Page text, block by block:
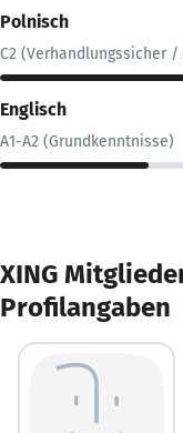
Polnisch
C2 (Verhandlungssicher
Englisch
A1-A2 (Grundkenntnisse)
XING
Profilangaben